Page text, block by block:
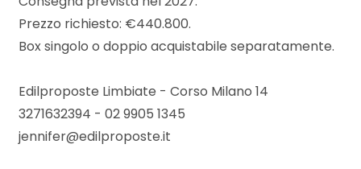
Prezzo richiesto: €440.800.
Box singolo o doppio acquistabile separatamente.
Edilproposte Limbiate - Corso Milano 14
3271632394 - 02 9905 1345
jennifer@edilproposte.it
Bagni
minimi